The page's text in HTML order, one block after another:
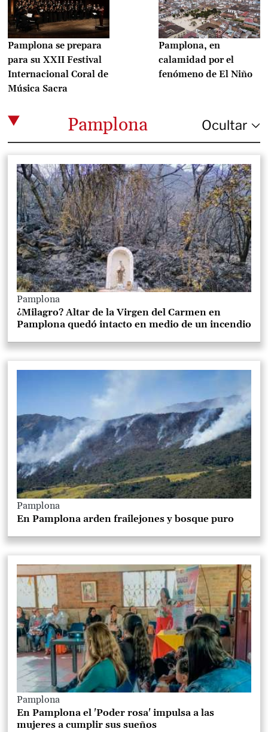
Pamplona se prepara
para su XXII Festival
Internacional Coral de
Música Sacra
Pamplona, en
calamidad por el
fenómeno de El Niño
Pamplona
Pamplona
¿Milagro? Altar de la Virgen del Carmen en
Pamplona quedó intacto en medio de un incendio
Pamplona
En Pamplona arden frailejones y bosque puro
Pamplona
En Pamplona el 'Poder rosa' impulsa a las
mujeres a cumplir sus sueños